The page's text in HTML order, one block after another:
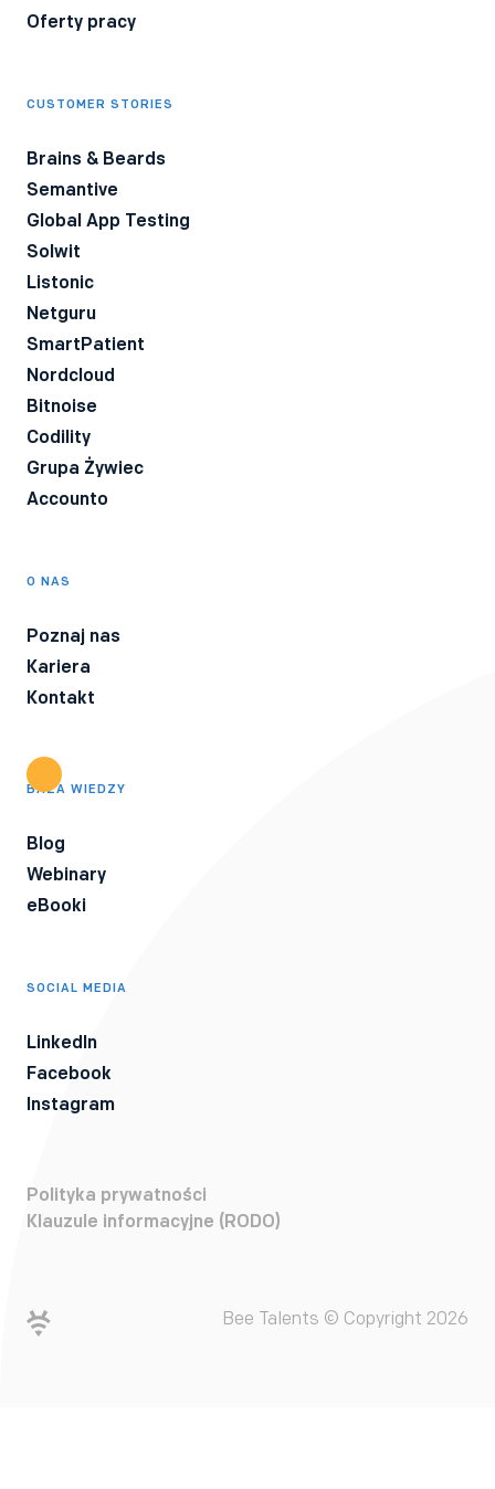
Oferty pracy
CUSTOMER STORIES
Brains & Beards
Semantive
Global App Testing
Solwit
Listonic
Netguru
SmartPatient
Nordcloud
Bitnoise
Codility
Grupa Żywiec
Accounto
O NAS
Poznaj nas
Kariera
Kontakt
BAZA WIEDZY
Blog
Webinary
eBooki
SOCIAL MEDIA
LinkedIn
Facebook
Instagram
Polityka prywatności
Klauzule informacyjne (RODO)
Bee Talents © Copyright 2026